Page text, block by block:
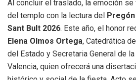
Al concluir el traslado, la emoción
del templo con la lectura del
Sant Bult 2026. Este año, el honor
Elena Olmos Ortega, Catedrática
del Estado y Secretaria General de
Valencia, quien ofrecerá una